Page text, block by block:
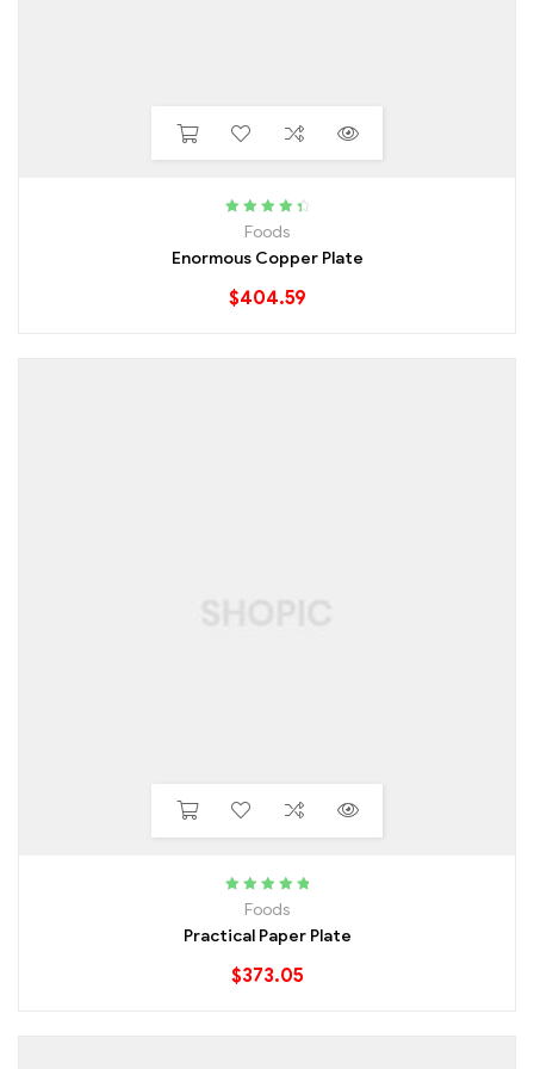
Rated
4.60
Foods
Enormous Copper Plate
$404.59
Rated 5.00
Foods
Practical Paper Plate
$373.05